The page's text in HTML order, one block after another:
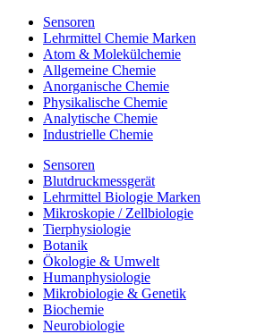
Sensoren
Lehrmittel Chemie Marken
Atom & Molekülchemie
Allgemeine Chemie
Anorganische Chemie
Physikalische Chemie
Analytische Chemie
Industrielle Chemie
Sensoren
Blutdruckmessgerät
Lehrmittel Biologie Marken
Mikroskopie / Zellbiologie
Tierphysiologie
Botanik
Ökologie & Umwelt
Humanphysiologie
Mikrobiologie & Genetik
Biochemie
Neurobiologie